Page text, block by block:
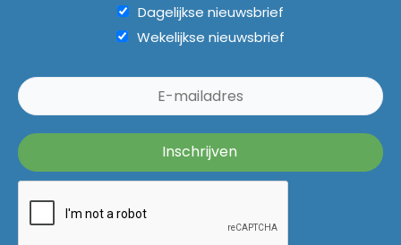
Dagelijkse nieuwsbrief
Wekelijkse nieuwsbrief